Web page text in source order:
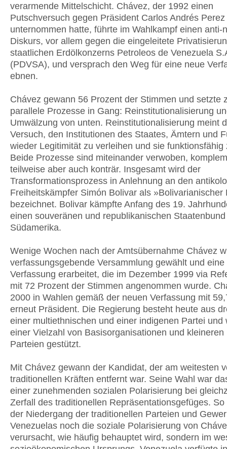
verarmende Mittelschicht. Chávez, der 1992 einen
Putschversuch gegen Präsident Carlos Andrés Perez
unternommen hatte, führte im Wahlkampf einen anti-
Diskurs, vor allem gegen die eingeleitete
staatlichen Erdölkonzerns Petroleos de Venezuela
(PDVSA), und versprach den Weg für eine neue
ebnen.
Chávez gewann 56 Prozent der Stimmen und setzte
parallele Prozesse in Gang: Reinstitutionalisierung
Umwälzung von unten. Reinstitutionalisierung meint
Versuch, den Institutionen des Staates, Ämtern und
wieder Legitimität zu verleihen und sie funktionsfähig
Beide Prozesse sind miteinander verwoben,
teilweise aber auch konträr. Insgesamt wird der
Transformationsprozess in Anlehnung an den
Freiheitskämpfer Simón Bolivar als »Bolivarianischer
bezeichnet. Bolivar kämpfte Anfang des 19.
einen souveränen und republikanischen
Südamerika.
Wenige Wochen nach der Amtsübernahme Chávez
verfassungsgebende Versammlung gewählt und eine
Verfassung erarbeitet, die im Dezember 1999 via
mit 72 Prozent der Stimmen angenommen wurde.
2000 in Wahlen gemäß der neuen Verfassung mit
erneut Präsident. Die Regierung besteht heute aus
einer multiethnischen und einer indigenen Partei und
einer Vielzahl von Basisorganisationen und kleineren
Parteien gestützt.
Mit Chávez gewann der Kandidat, der am weitesten
traditionellen Kräften entfernt war. Seine Wahl war
einer zunehmenden sozialen Polarisierung bei
Zerfall des traditionellen Repräsentationsgefüges.
der Niedergang der traditionellen Parteien und
Venezuelas noch die soziale Polarisierung von
verursacht, wie häufig behauptet wird, sondern im